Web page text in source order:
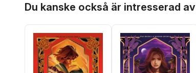
Du kanske också är intresserad av